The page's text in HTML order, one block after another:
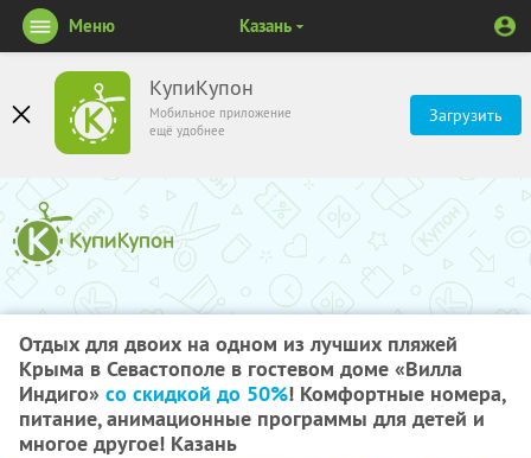
КупиКупон
Мобильное приложение
ещё удобнее
Загрузить
Меню Казань
Отдых для двоих на одном из лучших пляжей
Крыма в Севастополе в гостевом доме «Вилла
Индиго» со скидкой до 50%! Комфортные номера,
питание, анимационные программы для детей и
многое другое! Казань